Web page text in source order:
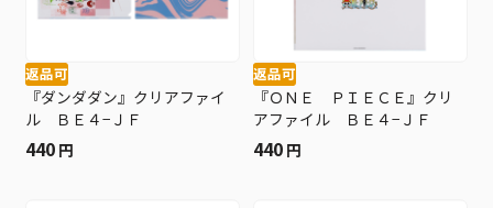
返品可
『ダンダダン』クリアファイ
ル ＢＥ４−ＪＦ
440 円
返品可
『ＯＮＥ ＰＩＥＣＥ』クリ
アファイル ＢＥ４−ＪＦ
440 円